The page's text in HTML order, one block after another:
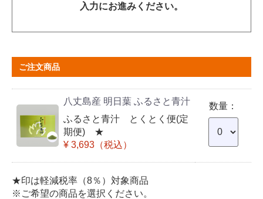
入力にお進みください。
ご注文商品
八丈島産 明日葉 ふるさと青汁
ふるさと青汁 とくとく便(定
期便) ★
¥ 3,693（税込）
★印は軽減税率（8％）対象商品
※ご希望の商品を選択ください。